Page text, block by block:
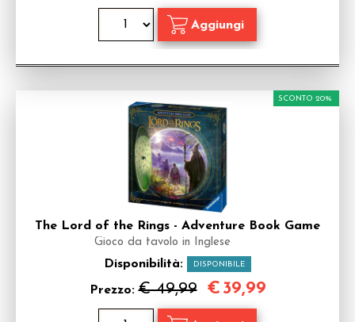
The Lord of the Rings - Adventure Book Game
Gioco da tavolo in Inglese
Disponibilità: DISPONIBILE
Prezzo:€ 49,99
SCONTO 20%
€ 39,99